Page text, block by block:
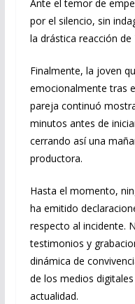
Ante el temor de
por el silencio, sin
la drástica reacción de
Finalmente, la joven
emocionalmente tras
pareja continuó
minutos antes de
cerrando así una
productora.
Hasta el momento,
ha emitido
respecto al incidente.
testimonios y
dinámica de
de los medios
actualidad.